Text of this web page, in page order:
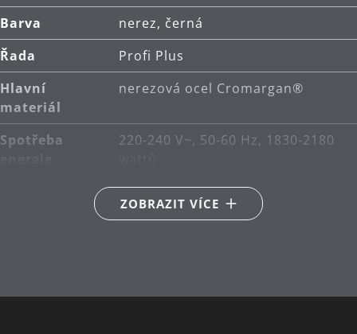
dvě odnímatelné grilovací
desky z litého hliníku s žebrovanou strukturou a
nepřilnavým povrchem pro snadné čištění.
Odnímatelná odkapávací miska: praktická
odnímatelná odkapávací miska zajišťuje snadné
čištění každý den.
2000 W pro rychlé zahřátí:
tento všestranný
rychlé ohřátí.
Barva
nerez, černá
Řada
Profi Plus
Hlavní
materiál
nerezová ocel Cromargan®
Spotřeba
220-240 V~, 50-60 Hz, 1830-2180
ZOBRAZIT VÍCE